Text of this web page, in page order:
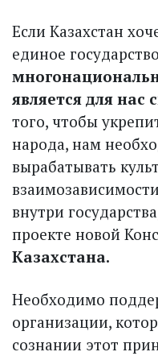
Если Казахстан
единое
является для нас
того, чтобы
народа, нам
вырабатывать
внутри
проекте новой
Казахстана.
Необходимо
организации,
сознании этот